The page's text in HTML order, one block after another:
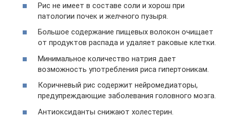
Рис не имеет в составе соли и хорош при
патологии почек и желчного пузыря.
Большое содержание пищевых волокон очищает
от продуктов распада и удаляет раковые клетки.
Минимальное количество натрия дает
возможность употребления риса гипертоникам.
Коричневый рис содержит нейромедиаторы,
предупреждающие заболевания головного мозга.
Антиоксиданты снижают холестерин.